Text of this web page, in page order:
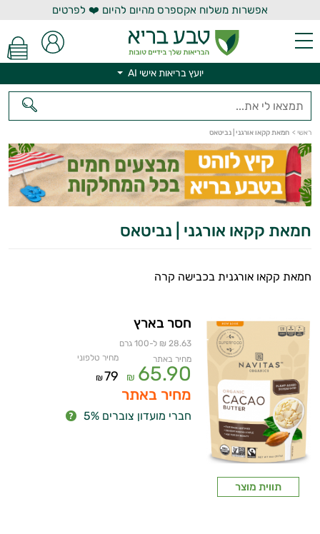
אפשרות משלוח אקספרס מהיום להיום ❤️ לפרטים
יועץ בריאות אישי AI
ראשי > חמאת קקאו אורגני | נביטאס
חמאת קקאו אורגני | נביטאס
חמאת קקאו אורגנית בכבישה קרה
תווית מוצר
חסר בארץ
28.63 ₪ ל-100 גרם
מחיר באתר
65.90
₪
מחיר טלפוני
79
₪
מחיר באתר
חברי מועדון צוברים 5%
יועץ בריאות אישי AI